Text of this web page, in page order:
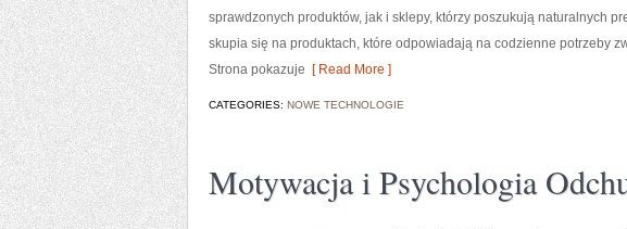
sprawdzonych produktów, jak i sklepy, którzy poszukują naturalnych
skupia się na produktach, które odpowiadają na codzienne potrzeby
Strona pokazuje [ Read More ]
CATEGORIES: NOWE TECHNOLOGIE
Motywacja i Psychologia